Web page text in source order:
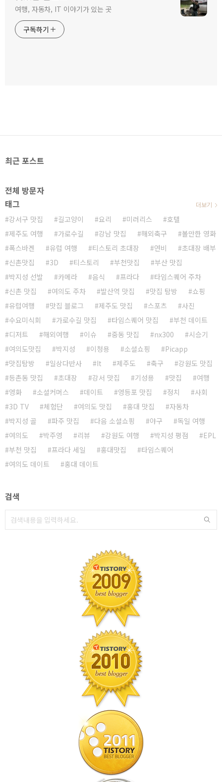
여행, 자동차, IT 이야기가 있는 곳
구독하기
최근 포스트
전체 방문자
태그
강서구 맛집 길고양이 요리 미러리스
호텔
제주도 여행
가로수길 강남 맛집 해외축구
볼만한 영화
폭스바겐
유럽 여행 티스토리 초대장 연비
초대장 배부
신촌맛집
3D 티스토리 부천맛집
부산 맛집
박지성 선발
카메라 음식 프라다
타임스퀘어 주차
신촌 맛집
여의도 주차 발산역 맛집 맛집 탐방
쇼핑
유럽여행
맛집 블로그 제주도 맛집 스포츠
사진
수요미식회
가로수길 맛집 타임스퀘어 맛집
부천 데이트
디저트
해외여행 이슈 중동 맛집 nx300
시승기
여의도맛집
박지성 이청용 소셜쇼핑
Picapp
맛집탐방
일상다반사 It 제주도 축구
강원도 맛집
등촌동 맛집
초대장 강서 맛집 기성용 맛집
여행
영화
소셜커머스 데이트 영등포 맛집 정치
사회
3D TV
체험단 여의도 맛집 홍대 맛집
자동차
박지성 골
파주 맛집 다음 소셜쇼핑 야구
독일 여행
여의도
박주영 리뷰 강원도 여행 박지성 평점
EPL
부천 맛집
프라다 세일 홍대맛집
타임스퀘어
여의도 데이트
홍대 데이트
더보기
검색